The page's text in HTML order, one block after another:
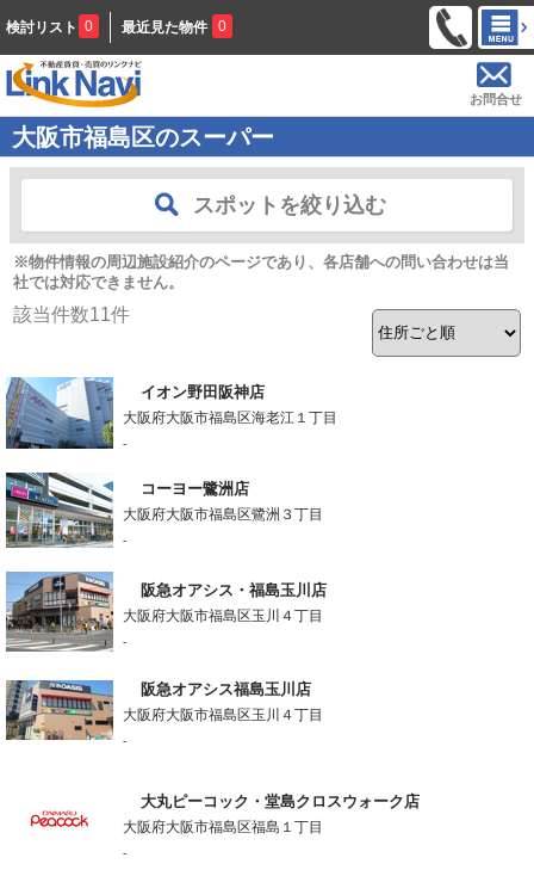
検討リスト 0 最近見た物件 0
お問合せ
大阪市福島区のスーパー
スポットを絞り込む
※物件情報の周辺施設紹介のページであり、各店舗への問い合わせは当
社では対応できません。
該当件数11件
イオン野田阪神店
大阪府大阪市福島区海老江１丁目
-
コーヨー鷺洲店
大阪府大阪市福島区鷺洲３丁目
-
阪急オアシス・福島玉川店
大阪府大阪市福島区玉川４丁目
-
阪急オアシス福島玉川店
大阪府大阪市福島区玉川４丁目
-
大丸ピーコック・堂島クロスウォーク店
大阪府大阪市福島区福島１丁目
-